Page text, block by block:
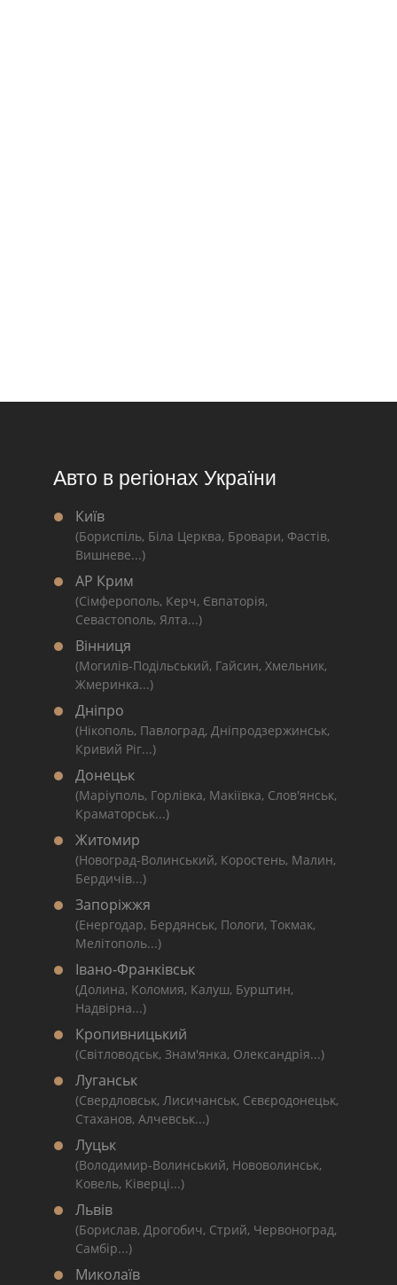
Авто в регіонах України
Київ
(Бориспіль, Біла Церква, Бровари, Фастів,
Вишневе...)
АР Крим
(Сімферополь, Керч, Євпаторія,
Севастополь, Ялта...)
Вінниця
(Могилів-Подільський, Гайсин, Хмельник,
Жмеринка...)
Дніпро
(Нікополь, Павлоград, Дніпродзержинськ,
Кривий Ріг...)
Донецьк
(Маріуполь, Горлівка, Макіївка, Слов'янськ,
Краматорськ...)
Житомир
(Новоград-Волинський, Коростень, Малин,
Бердичів...)
Запоріжжя
(Енергодар, Бердянськ, Пологи, Токмак,
Мелітополь...)
Івано-Франківськ
(Долина, Коломия, Калуш, Бурштин,
Надвірна...)
Кропивницький
(Світловодськ, Знам'янка, Олександрія...)
Луганськ
(Свердловськ, Лисичанськ, Сєвєродонецьк,
Стаханов, Алчевськ...)
Луцьк
(Володимир-Волинський, Нововолинськ,
Ковель, Ківерці...)
Львів
(Борислав, Дрогобич, Стрий, Червоноград,
Самбір...)
Миколаїв